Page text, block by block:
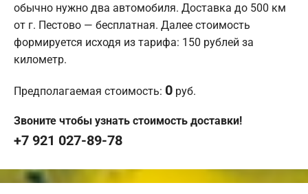
обычно нужно два автомобиля. Доставка до 500 км
от г. Пестово — бесплатная. Далее стоимость
формируется исходя из тарифа: 150 рублей за
километр.
Предполагаемая стоимость: 0 руб.
Звоните чтобы узнать стоимость доставки!
+7 921 027-89-78